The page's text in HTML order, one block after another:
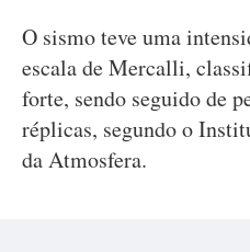
O sismo teve uma
escala de Mercalli,
forte, sendo seguido de
réplicas, segundo o
da Atmosfera.